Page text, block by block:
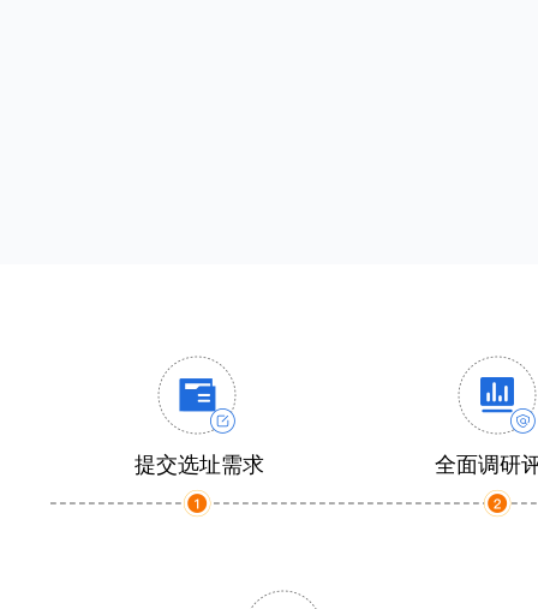
提交选址需求 全面调研